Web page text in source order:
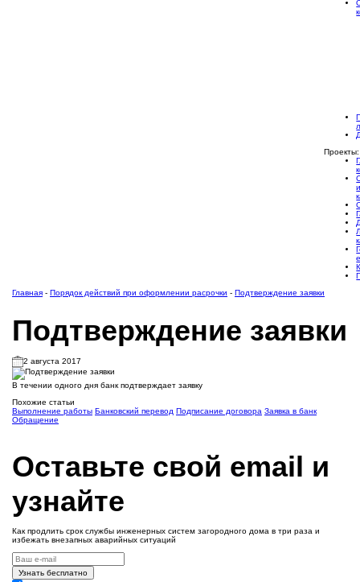
Проекты:
Главная - Порядок действий при оформлении расрочки - Подтверждение заявки
Подтверждение заявки
2 августа 2017
В течении одного дня банк подтверждает заявку
Похожие статьи
Выполнение работы Банковский перевод Подписание договора Заявка в банк
Обращение
Оставьте свой email и
узнайте
Как продлить срок службы инженерных систем загородного дома в три раза и
избежать внезапных аварийных ситуаций
Узнать бесплатно